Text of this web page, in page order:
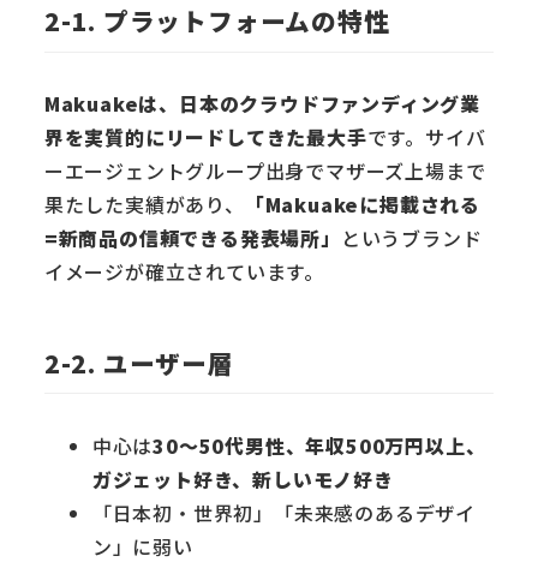
2-1. プラットフォームの特性
Makuakeは、日本のクラウドファンディング業
界を実質的にリードしてきた最大手です。サイバ
ーエージェントグループ出身でマザーズ上場まで
果たした実績があり、
「Makuakeに掲載される
=新商品の信頼できる発表場所」 というブランド
イメージが確立されています。
2-2. ユーザー層
中心は30〜50代男性、年収500万円以上、
ガジェット好き、新しいモノ好き
「日本初・世界初」「未来感のあるデザイ
ン」に弱い